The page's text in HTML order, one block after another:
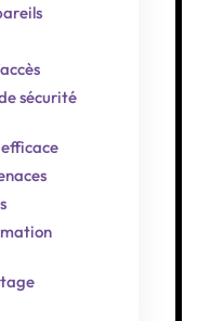
sécurité